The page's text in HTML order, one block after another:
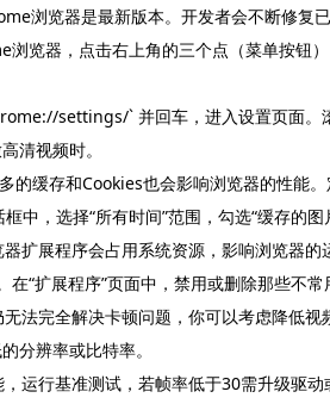
浏览器是最新版本。开发者会不断修复
览器，点击右上角的三个点（菜单按钮
settings/` 并回车，进入设置页面。
清视频时。
的缓存和Cookies也会影响浏览器的性能
中，选择“所有时间”范围，勾选“缓存的
扩展程序会占用系统资源，影响浏览器
在“扩展程序”页面中，禁用或删除那些不常
法完全解决卡顿问题，你可以考虑降低
分辨率或比特率。
运行基准测试，若帧率低于30需升级驱